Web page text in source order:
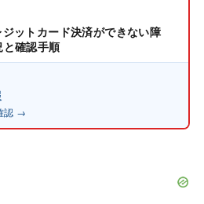
ットカード決済ができない障
確認手順
認 →